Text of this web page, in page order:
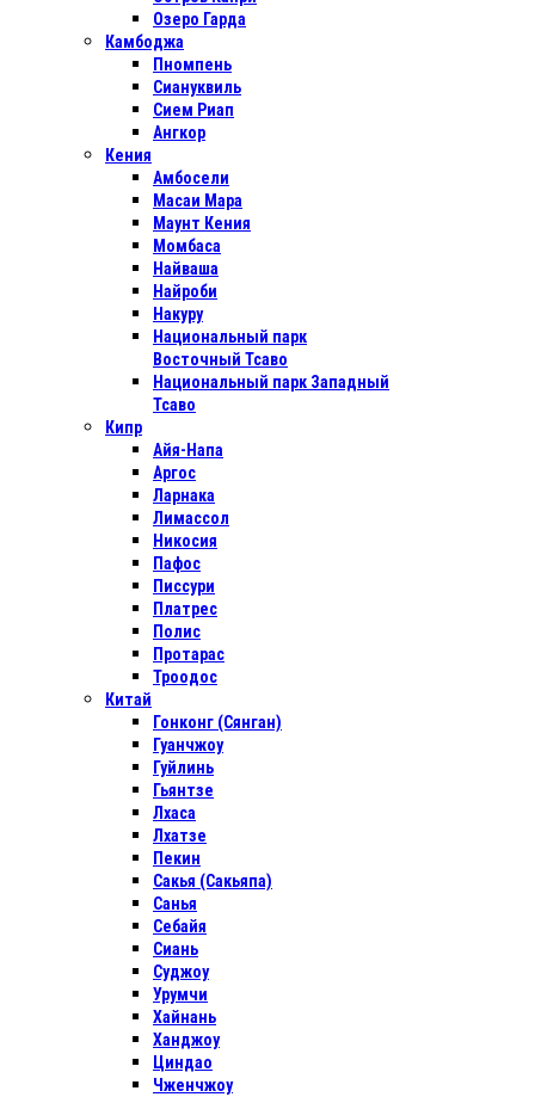
Озеро Гарда
Камбоджа
Пномпень
Сиануквиль
Сием Риап
Ангкор
Кения
Амбосели
Масаи Мара
Маунт Кения
Момбаса
Найваша
Найроби
Накуру
Национальный парк
Восточный Тсаво
Национальный парк Западный
Тсаво
Кипр
Айя-Напа
Аргос
Ларнака
Лимассол
Никосия
Пафос
Писсури
Платрес
Полис
Протарас
Троодос
Китай
Гонконг (Сянган)
Гуанчжоу
Гуйлинь
Гьянтзе
Лхаса
Лхатзе
Пекин
Сакья (Сакьяпа)
Санья
Себайя
Сиань
Суджоу
Урумчи
Хайнань
Ханджоу
Циндао
Чженчжоу